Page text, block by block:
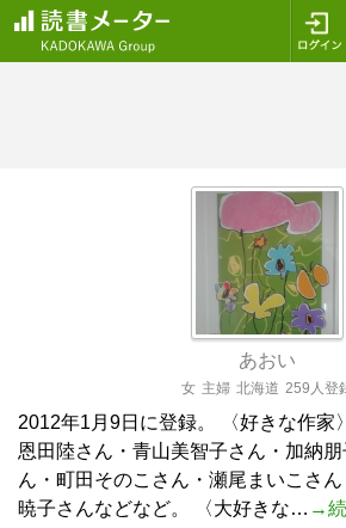
あおい
女 主婦 北海道 259人登
2012年1月9日に登録。 〈好きな作家
恩田陸さん・青山美智子さん・加納
ん・町田そのこさん・瀬尾まいこさ
暁子さんなどなど。 〈大好きな… →